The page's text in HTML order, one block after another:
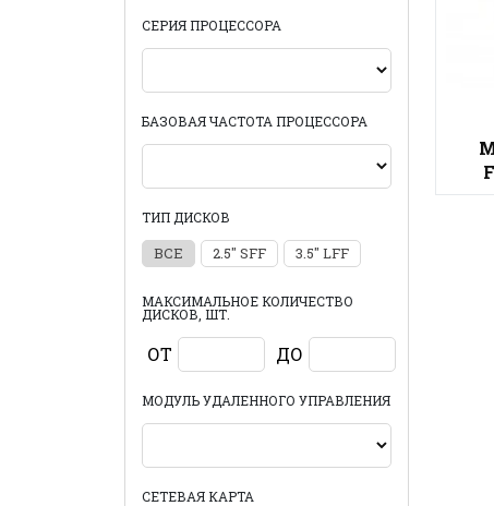
СЕРИЯ ПРОЦЕССОРА
БАЗОВАЯ ЧАСТОТА ПРОЦЕССОРА
ТИП ДИСКОВ
ВСЕ 2.5" SFF 3.5" LFF
МАКСИМАЛЬНОЕ КОЛИЧЕСТВО
ДИСКОВ, ШТ.
ОТ ДО
МОДУЛЬ УДАЛЕННОГО УПРАВЛЕНИЯ
СЕТЕВАЯ КАРТА